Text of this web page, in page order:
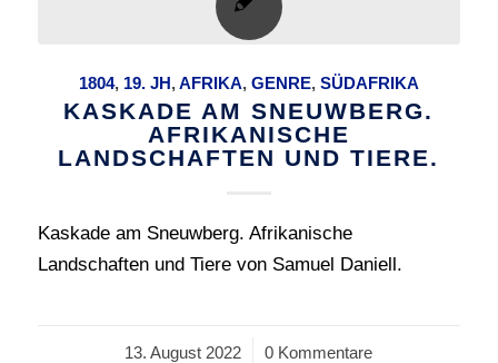
1804, 19. JH,AFRIKA, GENRE, SÜDAFRIKA
KASKADE AM SNEUWBERG.
AFRIKANISCHE
LANDSCHAFTEN UND TIERE.
Kaskade am Sneuwberg. Afrikanische
Landschaften und Tiere von Samuel Daniell.
13. August 2022
/ 0 Kommentare